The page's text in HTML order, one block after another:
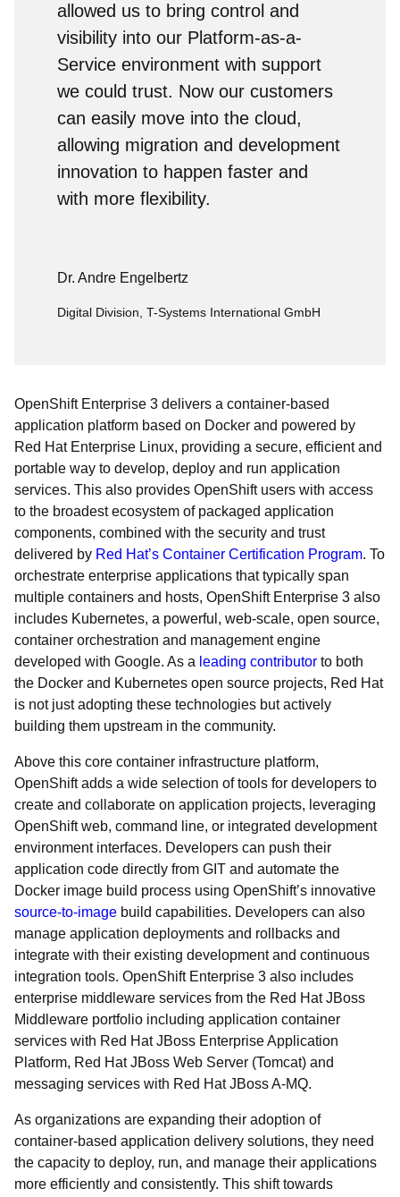
allowed us to bring control and
visibility into our Platform-as-a-
Service environment with support
we could trust. Now our customers
can easily move into the cloud,
allowing migration and development
innovation to happen faster and
with more flexibility.
Dr. Andre Engelbertz
Digital Division, T-Systems International GmbH
OpenShift Enterprise 3 delivers a container-based
application platform based on Docker and powered by
Red Hat Enterprise Linux, providing a secure, efficient and
portable way to develop, deploy and run application
services. This also provides OpenShift users with access
to the broadest ecosystem of packaged application
components, combined with the security and trust
delivered by Red Hat’s Container Certification Program. To
orchestrate enterprise applications that typically span
multiple containers and hosts, OpenShift Enterprise 3 also
includes Kubernetes, a powerful, web-scale, open source,
container orchestration and management engine
developed with Google. As a leading contributor to both
the Docker and Kubernetes open source projects, Red Hat
is not just adopting these technologies but actively
building them upstream in the community.
Above this core container infrastructure platform,
OpenShift adds a wide selection of tools for developers to
create and collaborate on application projects, leveraging
OpenShift web, command line, or integrated development
environment interfaces. Developers can push their
application code directly from GIT and automate the
Docker image build process using OpenShift’s innovative
source-to-image build capabilities. Developers can also
manage application deployments and rollbacks and
integrate with their existing development and continuous
integration tools. OpenShift Enterprise 3 also includes
enterprise middleware services from the Red Hat JBoss
Middleware portfolio including application container
services with Red Hat JBoss Enterprise Application
Platform, Red Hat JBoss Web Server (Tomcat) and
messaging services with Red Hat JBoss A-MQ.
As organizations are expanding their adoption of
container-based application delivery solutions, they need
the capacity to deploy, run, and manage their applications
more efficiently and consistently. This shift towards